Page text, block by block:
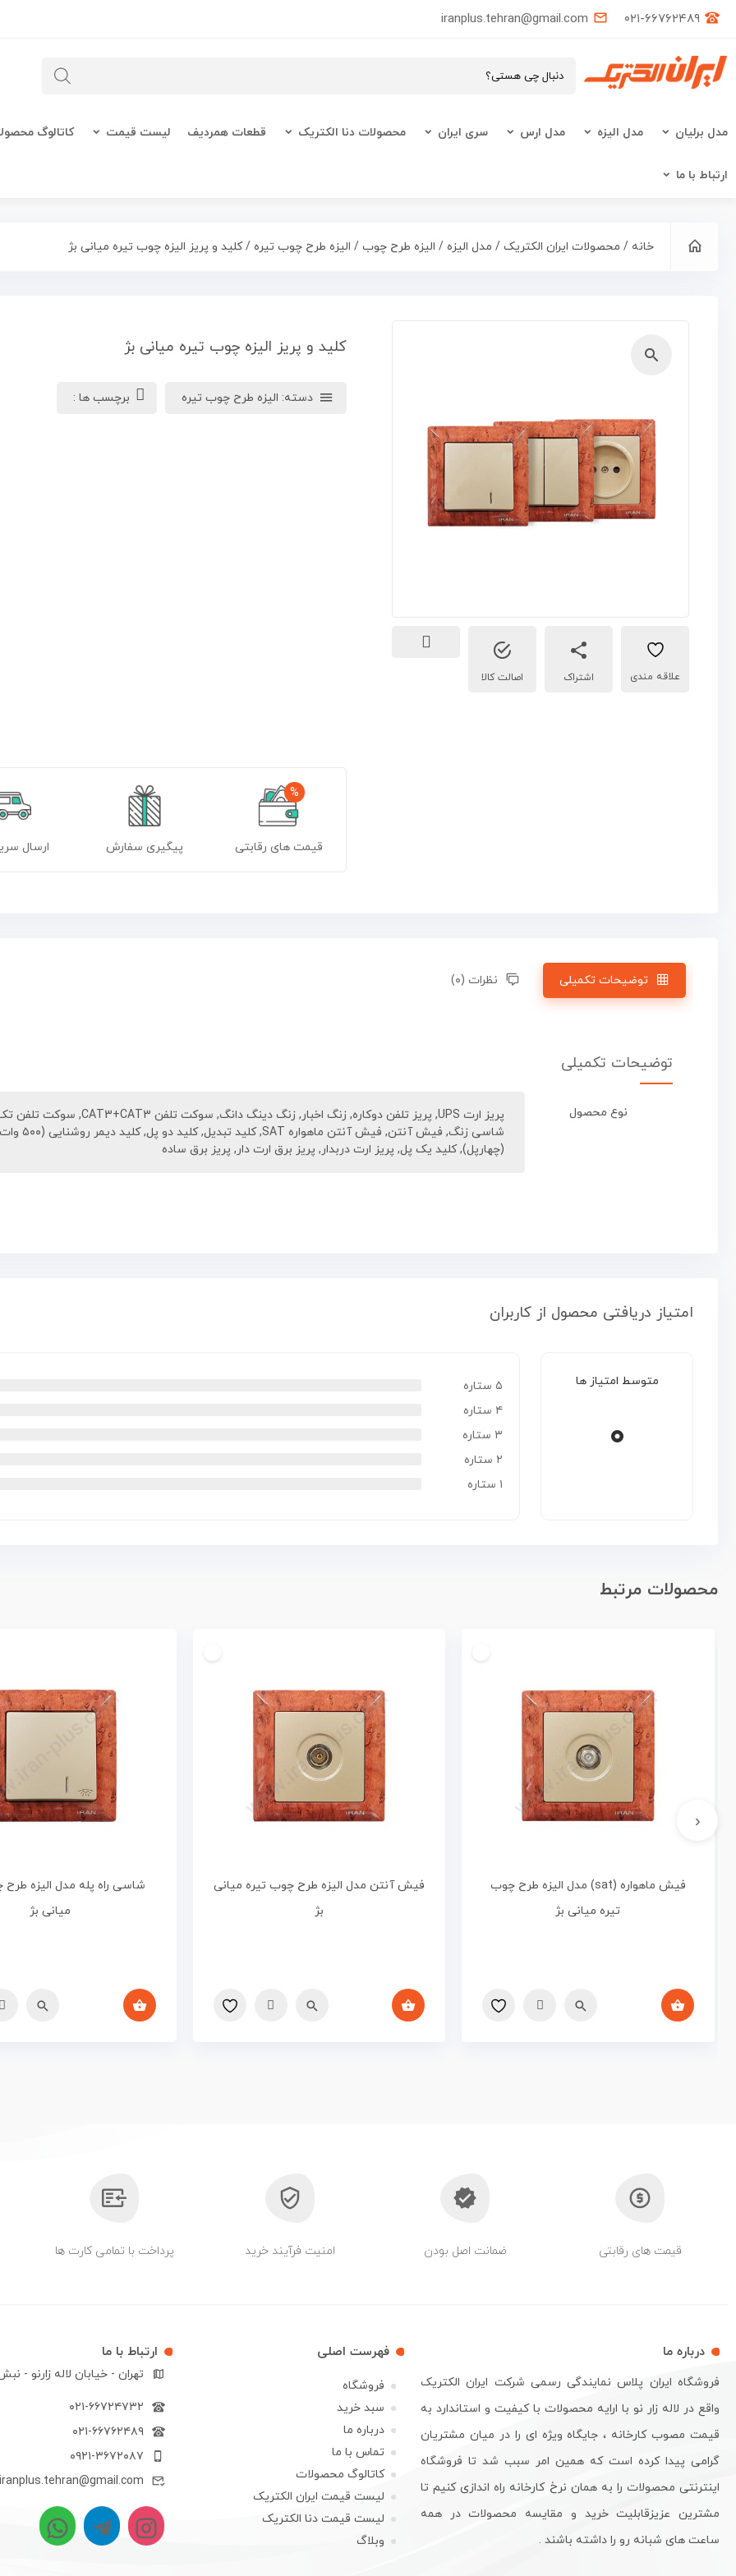
iranplus.tehran@gmail.com ۰۲۱-۶۶۷۶۲۴۸۹
مدل برلیان مدل الیزه مدل ارس سری ایران محصولات دنا الکتریک قطعات همردیف لیست قیمت کاتالوگ
ارتباط با ما
خانه / محصولات ایران الکتریک / مدل الیزه / الیزه طرح چوب / الیزه طرح چوب تیره / کلید و پریز الیزه چوب تیره میانی بژ
اشتراک اصالت کالا
کلید و پریز الیزه چوب تیره میانی بژ
دسته: الیزه طرح چوب تیره برچسب ها :
%
قیمت های رقابتی پیگیری سفارش ارسال
توضیحات تکمیلی نظرات (۰)
توضیحات تکمیلی
نوع محصول پریز ارت UPS , پریز تلفن دوکاره, زنگ اخبار, زنگ دینگ دانگ, سوکت تلفن CAT3+CAT3 , سوکت تلفن
شاسی زنگ, فیش آنتن, فیش آنتن ماهواره SAT ,کلید تبدیل,کلید دو پل,کلید دیمر روشنایی (۵۰۰ وات)
(چهارپل),کلید یک پل, پریز ارت دربدار, پریز برق ارت دار, پریز برق ساده
امتیاز دریافتی محصول از کاربران
متوسط امتیاز ها
۰
۵ ستاره
۴ ستاره
۳ ستاره
۲ ستاره
۱ ستاره
محصولات مرتبط
فیش ماهواره (sat) مدل الیزه طرح چوب
تیره میانی بژ
فیش آنتن مدل الیزه طرح چوب تیره میانی
بژ
شاسی راه پله مدل الیزه
میانی بژ
‹
قیمت های رقابتی ضمانت اصل بودن امنیت فرآیند خرید پرداخت با تمامی کارت ها
درباره ما
فروشگاه ایران پلاس نمایندگی رسمی شرکت ایران الکتریک
واقع در لاله زار نو با ارایه محصولات با کیفیت و استاندارد به
قیمت مصوب کارخانه ، جایگاه ویژه ای را در میان مشتریان
گرامی پیدا کرده است که همین امر سبب شد تا فروشگاه
اینترنتی محصولات را به همان نرخ کارخانه راه اندازی کنیم تا
مشترین عزیزقابلیت خرید و مقایسه محصولات در همه
ساعت های شبانه رو را داشته باشند .
فهرست اصلی
فروشگاه
سبد خرید
درباره ما
تماس با ما
کاتالوگ محصولات
لیست قیمت ایران الکتریک
لیست قیمت دنا الکتریک
وبلاگ
ارتباط با ما
تهران - خیابان لاله زارنو -
۰۲۱-۶۶۷۲۴۷۳۲
۰۲۱-۶۶۷۶۲۴۸۹
۰۹۲۱-۳۶۷۲۰۸۷
iranplus.tehran@gmail.com